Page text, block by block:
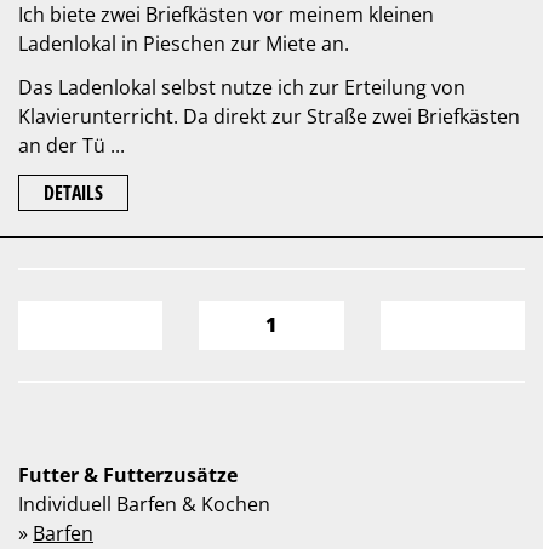
Ich biete zwei Briefkästen vor meinem kleinen
Ladenlokal in Pieschen zur Miete an.
Das Ladenlokal selbst nutze ich zur Erteilung von
Klavierunterricht. Da direkt zur Straße zwei Briefkästen
an der Tü ...
DETAILS
1
Futter & Futterzusätze
Individuell Barfen & Kochen
» Barfen